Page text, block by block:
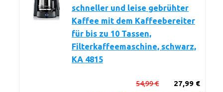
schneller und leise gebrühter
Kaffee mit dem Kaffeebereiter
für bis zu 10 Tassen,
Filterkaffeemaschine, schwarz,
KA 4815
27,99 €
54,99 €